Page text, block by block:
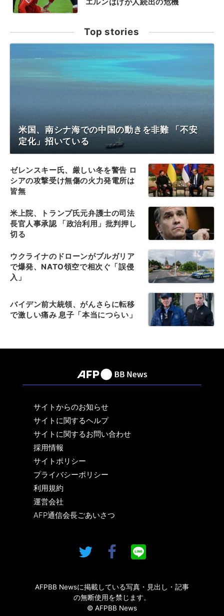
Top stories
米国、南シナ海での中国の動きを非難 「不安
定化」招いている
ゼレンスキー氏、厳しい冬を警告 ロ
シアの攻撃受け無傷の火力発電所は
皆無
米上院、トランプ氏元弁護士の司法
長官人事承認 「政治利用」批判押し
切る
ウクライナのドローンがブルガリア
で爆発、NATO領空で相次ぐ「誤侵
入」
バイデン前大統領、がんさらに転移
で激しい痛み 息子「本当につらい」
サイトからのお知らせ
サイトに関するヘルプ
サイトに関するお問い合わせ
採用情報
サイトポリシー
プライバシーポリシー
利用規約
運営会社
AFP通信会長ごあいさつ
AFPBB Newsに掲載している写真・見出し・記事
の無断使用を禁じます。
© AFPBB News